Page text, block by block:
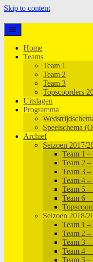
Skip to content
Home
Teams
Team 1
Team 2
Team 3
Topscoorders
Uitslagen
Programma
Speelschema
Archief
Seizoen 2017/
Team 1
Team 2
Team 3
Team 4
Team 5
Team 6
Seizoen 2018/
Team 1
Team 2
Team 3
Team 4
Team 5